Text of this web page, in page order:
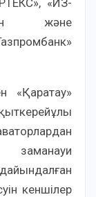
«ИЗ-
және
«Қаратау»
заманауи
кеншілер